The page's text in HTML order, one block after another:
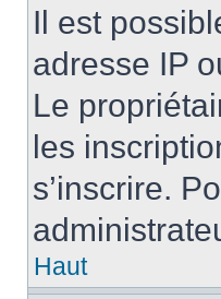
Il est
adresse IP
Le
les
s’inscrire.
Haut